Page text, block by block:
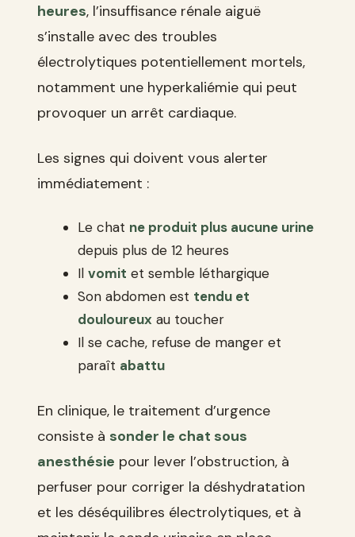
heures, l’insuffisance rénale aiguë
s’installe avec des troubles
électrolytiques potentiellement mortels,
notamment une hyperkaliémie qui peut
provoquer un arrêt cardiaque.
Les signes qui doivent vous alerter
immédiatement :
Le chat ne produit plus aucune urine
depuis plus de 12 heures
Il vomit et semble léthargique
Son abdomen est tendu et
douloureux au toucher
Il se cache, refuse de manger et
paraît abattu
En clinique, le traitement d’urgence
consiste à sonder le chat sous
anesthésie pour lever l’obstruction, à
perfuser pour corriger la déshydratation
et les déséquilibres électrolytiques, et à